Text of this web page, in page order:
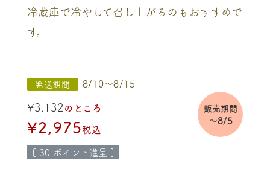
冷蔵庫で冷やして召し上がるのもおすすめで
す。
発送期間 8/10～8/15
¥3,132のところ
¥2,975税込
販売期間
～8/5
[ 30 ポイント進呈 ]